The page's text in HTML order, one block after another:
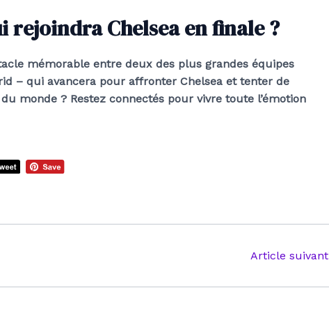
rejoindra Chelsea en finale ?
mémorable entre deux des plus grandes équipes
– qui avancera pour affronter Chelsea et tenter de
monde ? Restez connectés pour vivre toute l’émotion
Article suivant